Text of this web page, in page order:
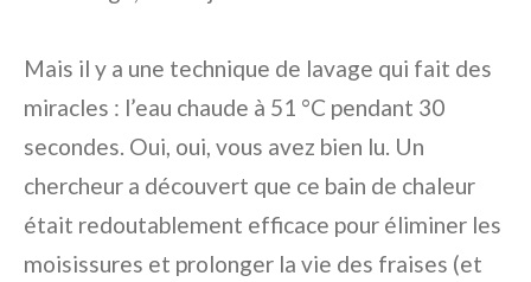
Mais il y a une technique de lavage qui fait des
miracles : l’eau chaude à 51 °C pendant 30
secondes. Oui, oui, vous avez bien lu. Un
chercheur a découvert que ce bain de chaleur
était redoutablement efficace pour éliminer les
moisissures et prolonger la vie des fraises (et